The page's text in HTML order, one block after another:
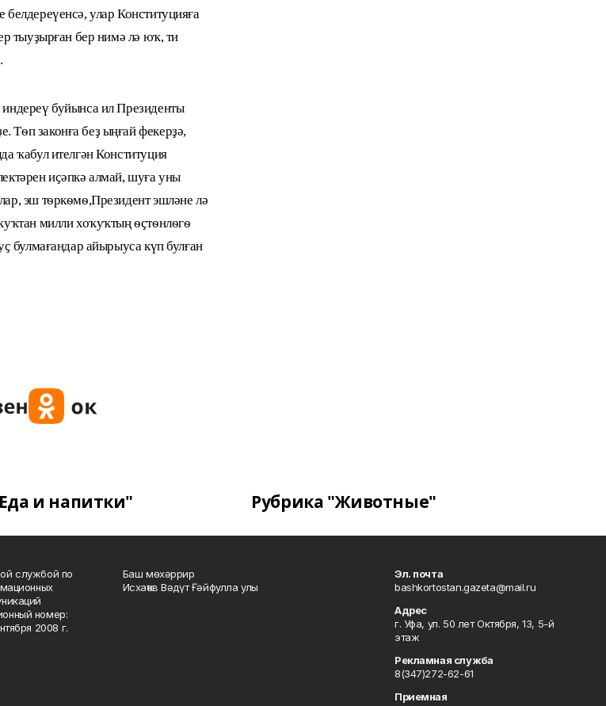
улар Конституцияға
тыуҙырған бер нимә лә юҡ, ти
буйынса ил Президенты
законға беҙ ыңғай фекерҙә,
ҡабул ителгән Конституция
иҫәпкә алмай, шуға уны
эш тѳркѳмѳ,Президент эшләне лә
милли хоҡуҡтың ѳҫтѳнлѳгѳ
булмағандар айырыуса күп булған
и напитки" Рубрика "Животные"
службой по
номер:
2008 г.
Баш мөхәррир
Исхаҡов Вәдүт Ғәйфулла улы
Эл. почта
bashkortostan.gazeta@mail.ru
Адрес
г. Уфа, ул. 50 лет Октября, 13, 5-й
этаж
Рекламная служба
8(347)272-62-61
Приемная